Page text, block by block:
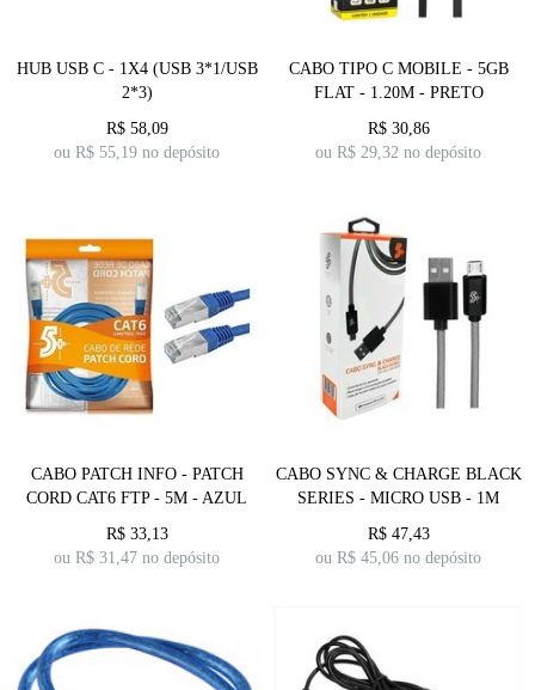
HUB USB C - 1X4 (USB 3*1/USB
2*3)
R$ 58,09
ou R$ 55,19 no depósito
CABO TIPO C MOBILE - 5GB
FLAT - 1.20M - PRETO
R$ 30,86
ou R$ 29,32 no depósito
CABO PATCH INFO - PATCH
CORD CAT6 FTP - 5M - AZUL
R$ 33,13
ou R$ 31,47 no depósito
CABO SYNC & CHARGE BLACK
SERIES - MICRO USB - 1M
R$ 47,43
ou R$ 45,06 no depósito